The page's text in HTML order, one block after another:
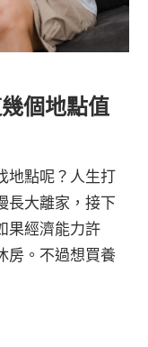
個地點值
地點呢？人生打
長大離家，接下
果經濟能力許
房。不過想買養